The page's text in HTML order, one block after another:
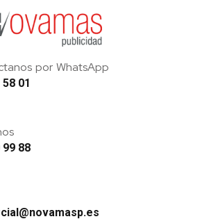
por WhatsApp
01
99 88